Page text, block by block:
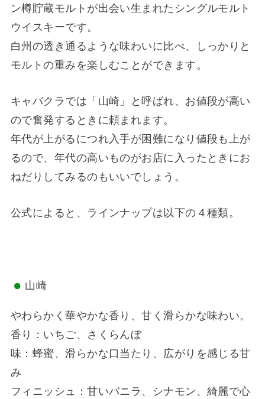
ン樽貯蔵モルトが出会い生まれたシングルモルト
ウイスキーです。
白州の透き通るような味わいに比べ、しっかりと
モルトの重みを楽しむことができます。
キャバクラでは「山崎」と呼ばれ、お値段が高い
ので奮発するときに頼まれます。
年代が上がるにつれ入手が困難になり値段も上が
るので、年代の高いものがお店に入ったときにお
ねだりしてみるのもいいでしょう。
公式によると、ラインナップは以下の４種類。
山崎
やわらかく華やかな香り、甘く滑らかな味わい。
香り：いちご、さくらんぼ
味：蜂蜜、滑らかな口当たり、広がりを感じる甘
み
フィニッシュ：甘いバニラ、シナモン、綺麗で心